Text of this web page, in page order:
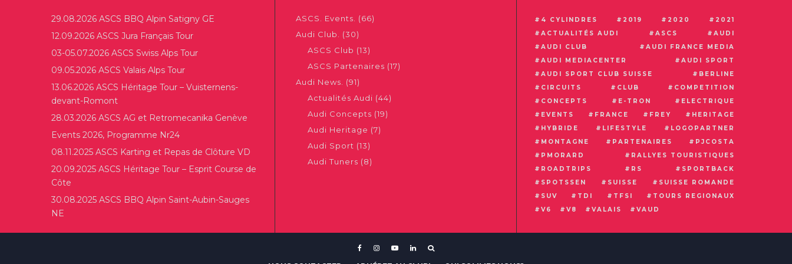
29.08.2026 ASCS BBQ Alpin Satigny GE
12.09.2026 ASCS Jura Français Tour
03-05.07.2026 ASCS Swiss Alps Tour
09.05.2026 ASCS Valais Alps Tour
13.06.2026 ASCS Héritage Tour – Vuisternens-
devant-Romont
28.03.2026 ASCS AG et Retromecanika Genève
Events 2026, Programme Nr24
08.11.2025 ASCS Karting et Repas de Clôture VD
20.09.2025 ASCS Héritage Tour – Esprit Course de
Côte
30.08.2025 ASCS BBQ Alpin Saint-Aubin-Sauges
NE
ASCS. Events.
(66)
Audi Club.
(30)
ASCS Club (13)
ASCS Partenaires (17)
Audi News.
(91)
Actualités Audi (44)
Audi Concepts (19)
Audi Heritage (7)
Audi Sport (13)
Audi Tuners (8)
4 CYLINDRES 2019 2020
2021
ACTUALITÉS AUDI
ASCS
AUDI
AUDI CLUB
AUDI FRANCE MEDIA
AUDI MEDIACENTER
AUDI SPORT
AUDI SPORT CLUB SUISSE
BERLINE
CIRCUITS
CLUB
COMPETITION
CONCEPTS
E-TRON
ELECTRIQUE
EVENTS
FRANCE FREY
HERITAGE
HYBRIDE
LIFESTYLE
LOGOPARTNER
MONTAGNE
PARTENAIRES
PJCOSTA
PMORARD
RALLYES TOURISTIQUES
ROADTRIPS
RS
SPORTBACK
SPOTSSEN
SUISSE
SUISSE ROMANDE
SUV
TDI TFSI
TOURS REGIONAUX
V6
V8 VALAIS VAUD